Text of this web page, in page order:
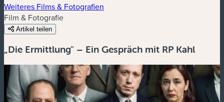
Weiteres Films & Fotografien
Film & Fotografie
Artikel teilen
„Die Ermittlung" – Ein Gespräch mit RP Kahl